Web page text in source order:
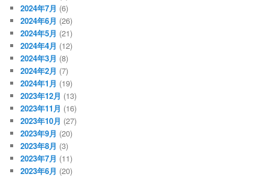
2024年7月 (6)
2024年6月 (26)
2024年5月 (21)
2024年4月 (12)
2024年3月 (8)
2024年2月 (7)
2024年1月 (19)
2023年12月 (13)
2023年11月 (16)
2023年10月 (27)
2023年9月 (20)
2023年8月 (3)
2023年7月 (11)
2023年6月 (20)